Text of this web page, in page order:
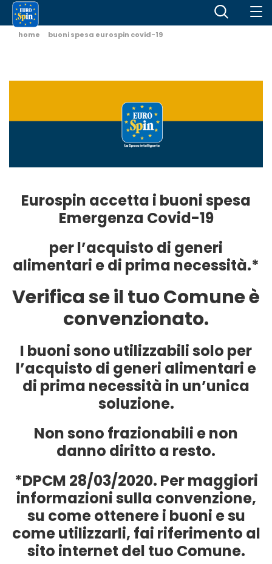
home buoni spesa eurospin covid-19
Eurospin accetta i buoni spesa
Emergenza Covid-19
per l’acquisto di generi
alimentari e di prima necessità.*
Verifica se il tuo Comune è
convenzionato.
I buoni sono utilizzabili solo per
l’acquisto di generi alimentari e
di prima necessità in un’unica
soluzione.
Non sono frazionabili e non
danno diritto a resto.
*DPCM 28/03/2020. Per maggiori
informazioni sulla convenzione,
su come ottenere i buoni e su
come utilizzarli, fai riferimento al
sito internet del tuo Comune.